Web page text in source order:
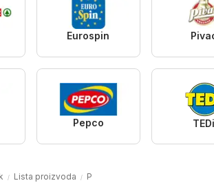
Eurospin
Pepco TEDi
Lista proizvoda P